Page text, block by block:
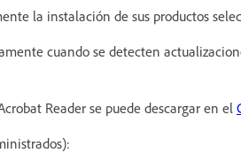
la instalación de sus productos
cuando se detecten
Reader se puede descargar en el